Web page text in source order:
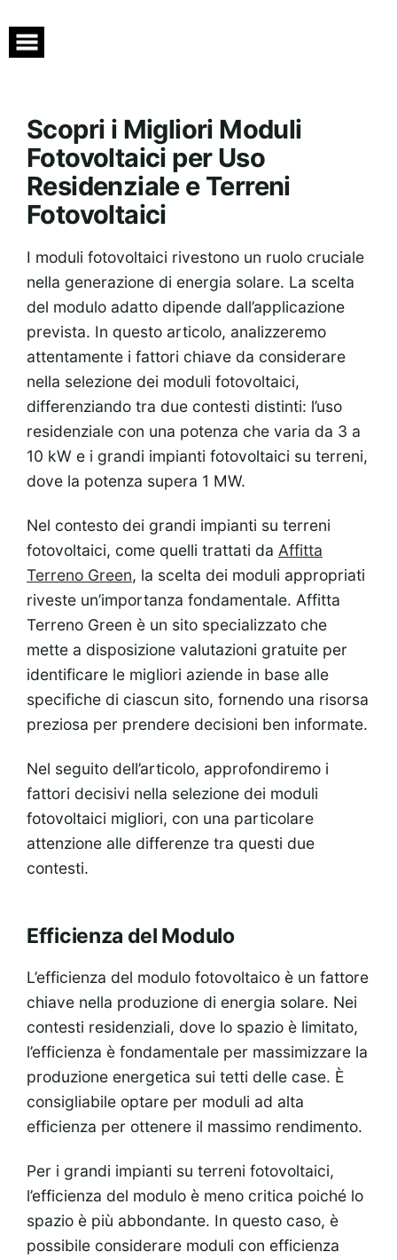
content
Scopri i Migliori Moduli
Fotovoltaici per Uso
Residenziale e Terreni
Fotovoltaici
I moduli fotovoltaici rivestono un ruolo cruciale
nella generazione di energia solare. La scelta
del modulo adatto dipende dall’applicazione
prevista. In questo articolo, analizzeremo
attentamente i fattori chiave da considerare
nella selezione dei moduli fotovoltaici,
differenziando tra due contesti distinti: l’uso
residenziale con una potenza che varia da 3 a
10 kW e i grandi impianti fotovoltaici su terreni,
dove la potenza supera 1 MW.
Nel contesto dei grandi impianti su terreni
fotovoltaici, come quelli trattati da Affitta
Terreno Green, la scelta dei moduli appropriati
riveste un’importanza fondamentale. Affitta
Terreno Green è un sito specializzato che
mette a disposizione valutazioni gratuite per
identificare le migliori aziende in base alle
specifiche di ciascun sito, fornendo una risorsa
preziosa per prendere decisioni ben informate.
Nel seguito dell’articolo, approfondiremo i
fattori decisivi nella selezione dei moduli
fotovoltaici migliori, con una particolare
attenzione alle differenze tra questi due
contesti.
Efficienza del Modulo
L’efficienza del modulo fotovoltaico è un fattore
chiave nella produzione di energia solare. Nei
contesti residenziali, dove lo spazio è limitato,
l’efficienza è fondamentale per massimizzare la
produzione energetica sui tetti delle case. È
consigliabile optare per moduli ad alta
efficienza per ottenere il massimo rendimento.
Per i grandi impianti su terreni fotovoltaici,
l’efficienza del modulo è meno critica poiché lo
spazio è più abbondante. In questo caso, è
possibile considerare moduli con efficienza